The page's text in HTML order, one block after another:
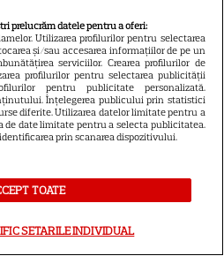
din umbră din echipa
de la Montreal”: „Nota
Meritul Nadiei 80%. Eu –
+ De ce nu vorbește
despre barbariile lui
s-au relaxat Ștefan
și soția Cristina, după
prelucrăm datele pentru a oferi:
Utilizarea profilurilor pentru selectarea
și/sau accesarea informațiilor de pe un
serviciilor. Crearea profilurilor de
profilurilor pentru selectarea publicității
pentru publicitate personalizată.
Înțelegerea publicului prin statistici
diferite. Utilizarea datelor limitate pentru a
de date limitate pentru a selecta publicitatea.
prin scanarea dispozitivului.
TOATE
SETARILE INDIVIDUAL